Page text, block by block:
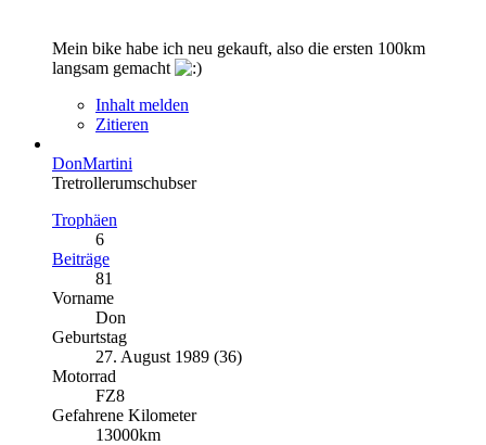
Mein bike habe ich neu gekauft, also die ersten 100km
langsam gemacht
Inhalt melden
Zitieren
DonMartini
Tretrollerumschubser
Trophäen
6
Beiträge
81
Vorname
Don
Geburtstag
27. August 1989 (36)
Motorrad
FZ8
Gefahrene Kilometer
13000km